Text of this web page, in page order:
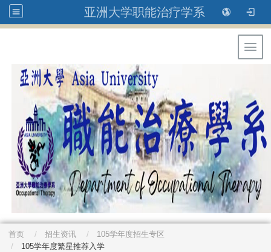
亚洲大学职能治疗学系
首页 招生资讯
105学年度招生专区
105学年度繁星推荐入学